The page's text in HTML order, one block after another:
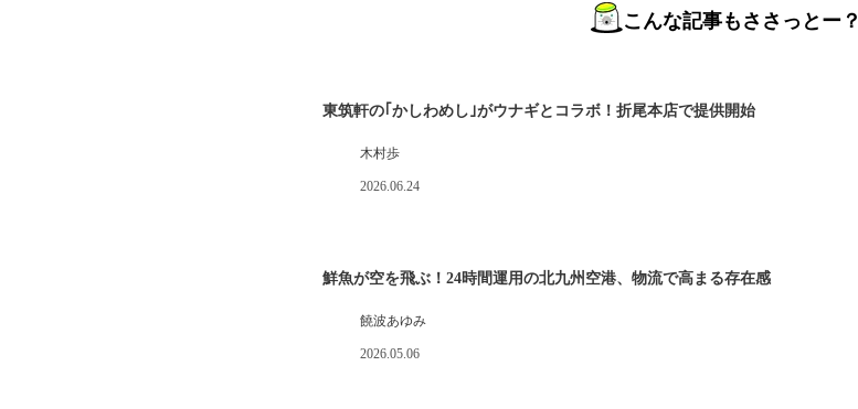
こんな記事もささっとー？
東筑軒の｢かしわめし｣がウナギとコラボ！折尾本店で提供開始
木村歩
2026.06.24
鮮魚が空を飛ぶ！24時間運用の北九州空港、物流で高まる存在感
饒波あゆみ
2026.05.06